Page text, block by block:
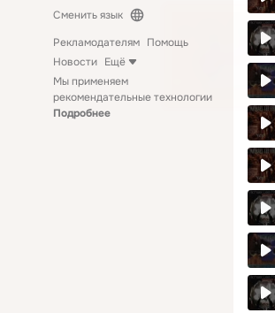
Сменить язык
Рекламодателям Помощь
Новости Ещё
Мы применяем
рекомендательные технологии
Подробнее